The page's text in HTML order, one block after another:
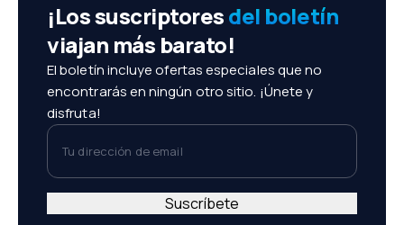
¡Los suscriptoresdel boletín
viajan más barato!
El boletín incluye ofertas especiales que no
encontrarás en ningún otro sitio. ¡Únete y
disfruta!
Tu dirección de email
Suscríbete